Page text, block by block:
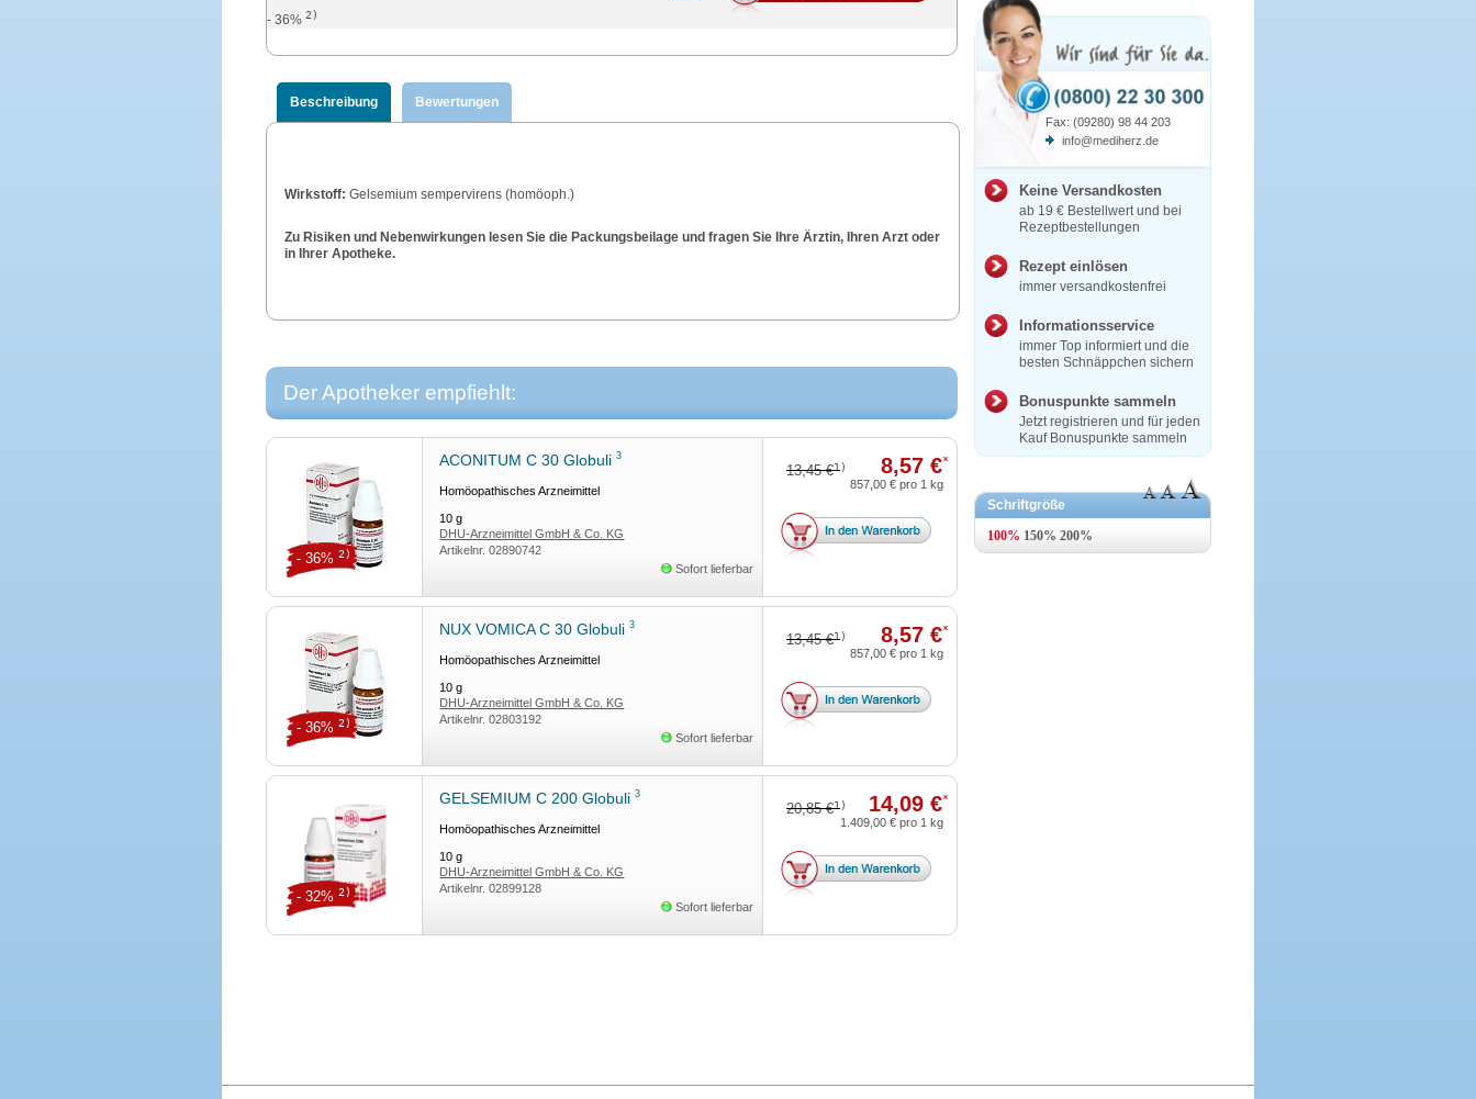
- 36% 2)
Beschreibung Bewertungen
Wirkstoff: Gelsemium sempervirens (homöoph.)
Zu Risiken und Nebenwirkungen lesen Sie die Packungsbeilage und fragen Sie Ihre Ärztin, Ihren Arzt oder
in Ihrer Apotheke.
Der Apotheker empfiehlt:
ACONITUM C 30 Globuli3
Homöopathisches Arzneimittel
10g
DHU-Arzneimittel GmbH & Co. KG
Artikelnr.02890742
Sofort lieferbar
13,45 €1) 8,57 €*
- 36% 2)
857,00 € pro 1 kg
NUX VOMICA C 30 Globuli3
Homöopathisches Arzneimittel
10g
DHU-Arzneimittel GmbH & Co. KG
Artikelnr.02803192
Sofort lieferbar
13,45 €1) 8,57 €*
- 36% 2)
857,00 € pro 1 kg
GELSEMIUM C 200 Globuli3
Homöopathisches Arzneimittel
10g
DHU-Arzneimittel GmbH & Co. KG
Artikelnr.02899128
Sofort lieferbar
20,85 €1) 14,09 €*
- 32% 2)
1.409,00 € pro 1 kg
Fax: (09280) 98 44 203
info@mediherz.de
Keine Versandkosten
ab 19 € Bestellwert und bei
Rezeptbestellungen
Rezept einlösen
immer versandkostenfrei
Informationsservice
immer Top informiert und die
besten Schnäppchen sichern
Bonuspunkte sammeln
Jetzt registrieren und für jeden
Kauf Bonuspunkte sammeln
Schriftgröße